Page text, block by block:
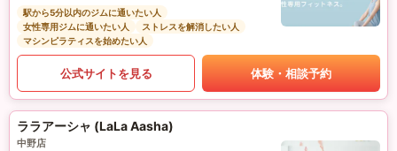
駅から5分以内のジムに通いたい人
女性専用ジムに通いたい人
ストレスを解消したい人
マシンピラティスを始めたい人
公式サイトを見る 体験・相談予約
ララアーシャ (LaLa Aasha)
中野店